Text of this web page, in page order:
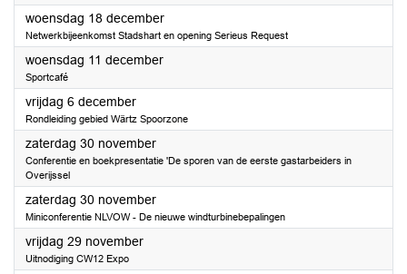
woensdag 18 december2024
Netwerkbijeenkomst Stadshart en opening Serieus Request
woensdag 11 december2024
Sportcafé
vrijdag 6 december2024
Rondleiding gebied Wärtz Spoorzone
zaterdag 30 november2024
Conferentie en boekpresentatie 'De sporen van de eerste gastarbeiders in
Overijssel
zaterdag 30 november2024
Miniconferentie NLVOW - De nieuwe windturbinebepalingen
vrijdag 29 november2024
Uitnodiging CW12 Expo